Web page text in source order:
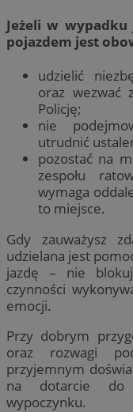
Jeżeli w
pojazdem jest
udzielić
oraz wezwać
Policję;
nie
utrudnić
pozostać na
zespołu
wymaga
to miejsce.
Gdy zauważysz
udzielana jest
jazdę – nie
czynności
emocji.
Przy dobrym
oraz rozwagi
przyjemnym
na dotarcie do
wypoczynku.